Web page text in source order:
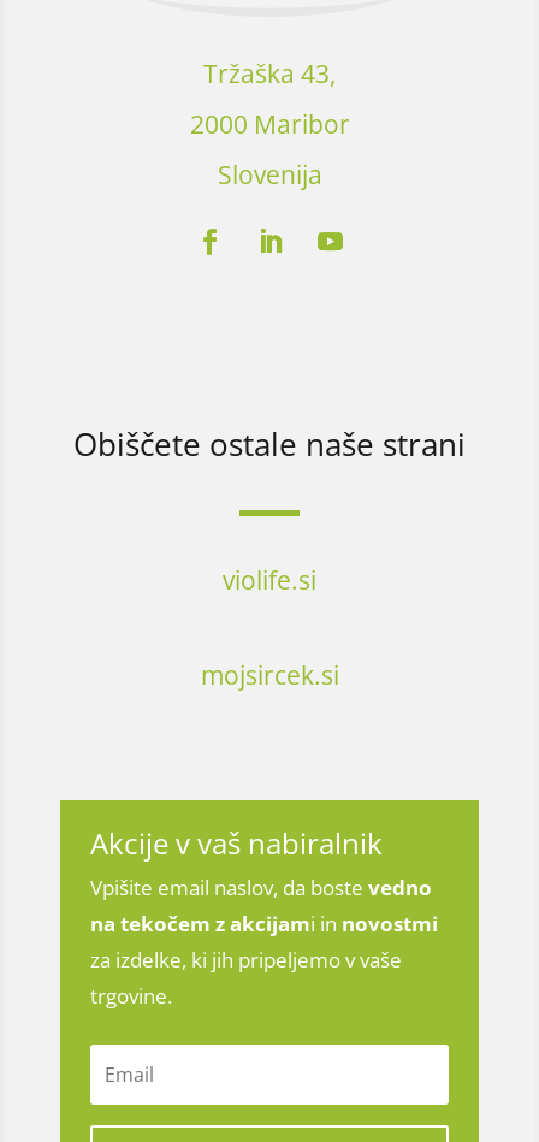
Tržaška 43,
2000 Maribor
Slovenija
Obiščete ostale naše strani
violife.si
mojsircek.si
Akcije v vaš nabiralnik
Vpišite email naslov, da boste vedno
na tekočem zakcijami in novostmi
za izdelke, ki jih pripeljemo v vaše
trgovine.